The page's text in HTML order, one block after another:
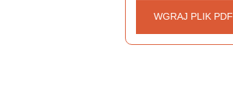
WGRAJ PLIK PDF